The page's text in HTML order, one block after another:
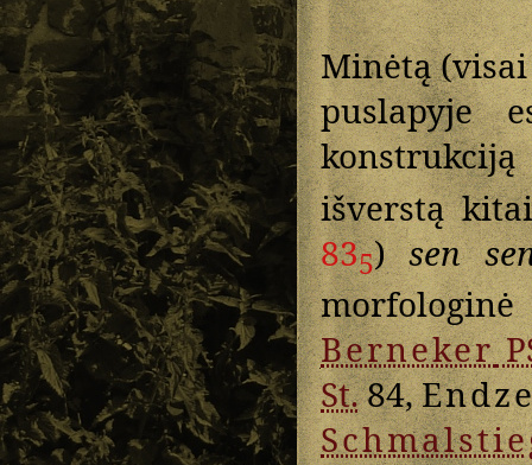
Minėtą
puslapyje
konstrukciją
išverstą
835)sen
Berneker
St.84,